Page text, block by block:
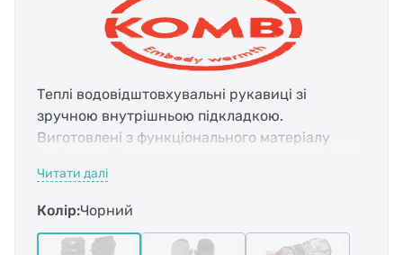
Теплі водовідштовхувальні рукавиці зі
зручною внутрішньою підкладкою.
Виготовлені з функціонального матеріалу
На зап’ястках є м’яка флісова окантовка.
Гумки-збирання на зап’ястку, а також
регульовані застібки-наліпки на зовнішній
стороні.
Читати далі
Колір:Чорний